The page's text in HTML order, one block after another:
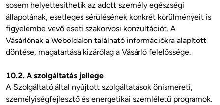
sosem helyettesíthetik az adott személy egészségi
állapotának, esetleges sérülésének konkrét körülményeit is
figyelembe vevő eseti szakorvosi konzultációt. A
Vásárlónak a Weboldalon található információkra alapított
döntése, magatartása kizárólag a Vásárló felelőssége.
10.2. A szolgáltatás jellege
A Szolgáltató által nyújtott szolgáltatások önismereti,
személyiségfejlesztő és energetikai szemléletű programok.